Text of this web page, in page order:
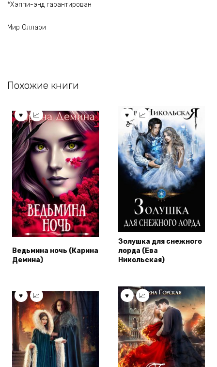
*Хэппи-энд гарантирован
Мир Оллари
Похожие книги
Ведьмина ночь (Карина
Демина)
Золушка для снежного
лорда (Ева
Никольская)